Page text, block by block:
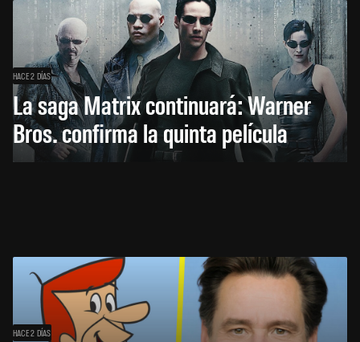
HACE 2 DÍAS
La saga Matrix continuará: Warner
Bros. confirma la quinta película
HACE 2 DÍAS